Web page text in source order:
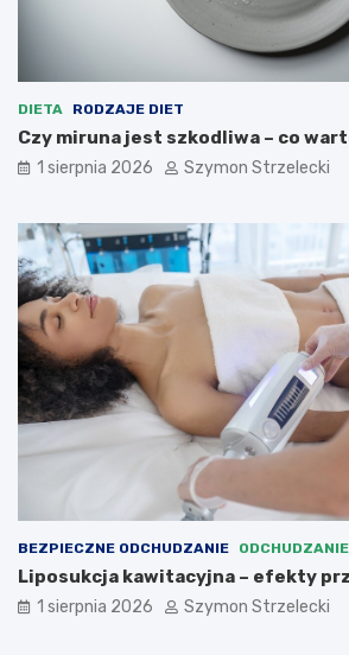
DIETA RODZAJE DIET
Czy miruna jest szkodliwa – co
1 sierpnia 2026 Szymon Strzelecki
BEZPIECZNE ODCHUDZANIE ODCHUDZANIE
Liposukcja kawitacyjna – efekty
1 sierpnia 2026 Szymon Strzelecki